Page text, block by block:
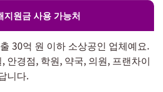
지원금 사용 가능처
30억 원 이하 소상공인 업체예요.
안경점, 학원, 약국, 의원, 프랜차이
니다.